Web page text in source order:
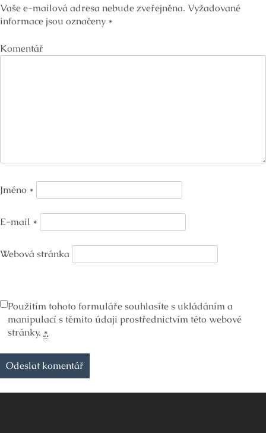
Vaše e-mailová adresa nebude zveřejněna. Vyžadované
informace jsou označeny *
Komentář
Jméno *
E-mail *
Webová stránka
Použitím tohoto formuláře souhlasíte s ukládáním a
manipulací s těmito údaji prostřednictvím této webové
stránky. *